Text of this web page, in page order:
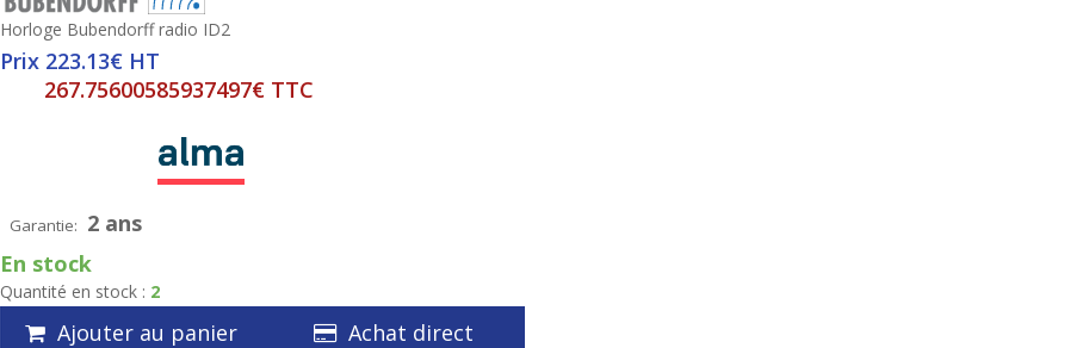
Horloge Bubendorff radio ID2
Prix 223.13€ HT
267.75600585937497€ TTC
Garantie: 2 ans
En stock
Quantité en stock : 2
Ajouter au panier Achat direct